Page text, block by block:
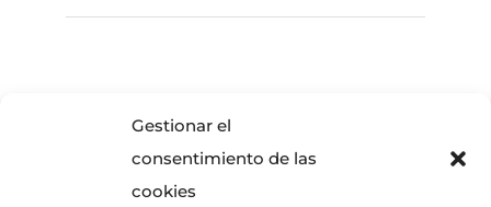
Gestionar el
consentimiento de las
cookies